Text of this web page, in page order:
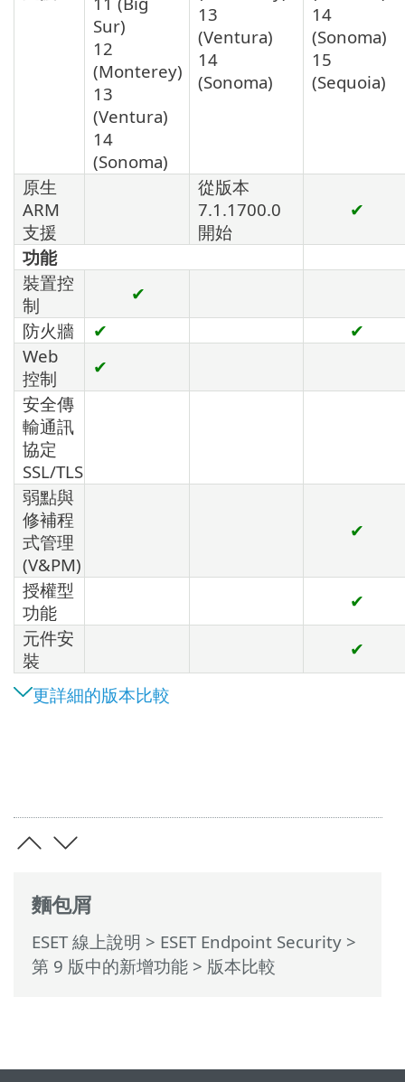
麵包屑
ESET 線上說明 > ESET Endpoint Security >
第 9 版中的新增功能 > 版本比較
Sur)
12
(Monterey)
13
(Ventura)
14
(Sonoma)
13
(Ventura)
14
(Sonoma)
14
(Sonoma)
15
(Sequoia)
原生
ARM
支援
從版本
7.1.1700.0
開始
✔
功能
裝置控
制
✔
防火牆
✔
✔
Web
控制
✔
安全傳
輸通訊
協定
SSL/TLS
弱點與
修補程
式管理
(V&PM)
✔
授權型
功能
✔
元件安
裝
✔
更詳細的版本比較